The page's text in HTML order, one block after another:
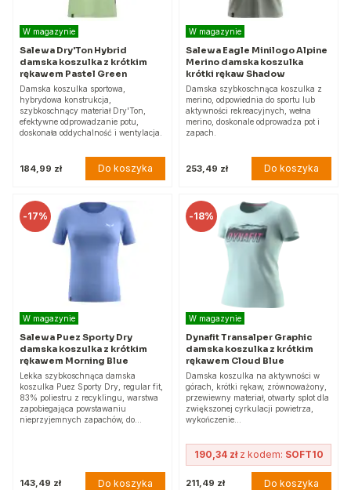
W magazynie
Salewa Dry'Ton Hybrid
damska koszulka z krótkim
rękawem Pastel Green
Damska koszulka sportowa,
hybrydowa konstrukcja,
szybkoschnący materiał Dry'Ton,
efektywne odprowadzanie potu,
doskonała oddychalność i wentylacja.
184,99 zł Do koszyka
W magazynie
Salewa Eagle Minilogo Alpine
Merino damska koszulka
krótki rękaw Shadow
Damska szybkoschnąca koszulka z
merino, odpowiednia do sportu lub
aktywności rekreacyjnych, wełna
merino, doskonale odprowadza pot i
zapach.
253,49 zł Do koszyka
-17%
W magazynie
Salewa Puez Sporty Dry
damska koszulka z krótkim
rękawem Morning Blue
Lekka szybkoschnąca damska
koszulka Puez Sporty Dry, regular fit,
83% poliestru z recyklingu, warstwa
zapobiegająca powstawaniu
nieprzyjemnych zapachów, do…
143,49 zł Do koszyka
-18%
W magazynie
Dynafit Transalper Graphic
damska koszulka z krótkim
rękawem Cloud Blue
Damska koszulka na aktywności w
górach, krótki rękaw, zrównoważony,
przewiewny materiał, otwarty splot dla
zwiększonej cyrkulacji powietrza,
wykończenie…
190,34 złz kodem: SOFT10
211,49 zł Do koszyka